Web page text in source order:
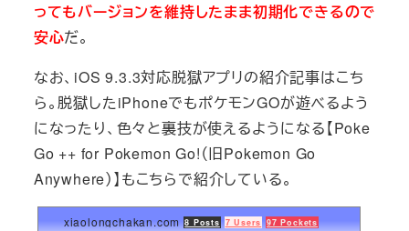
ってもバージョンを維持したまま初期化できるので
安心だ。
なお、iOS 9.3.3対応脱獄アプリの紹介記事はこち
ら。脱獄したiPhoneでもポケモンGOが遊べるよう
になったり、色々と裏技が使えるようになる【Poke
Go ++ for Pokemon Go!（旧Pokemon Go
Anywhere）】もこちらで紹介している。
xiaolongchakan.com 8 Posts 7 Users 97 Pockets